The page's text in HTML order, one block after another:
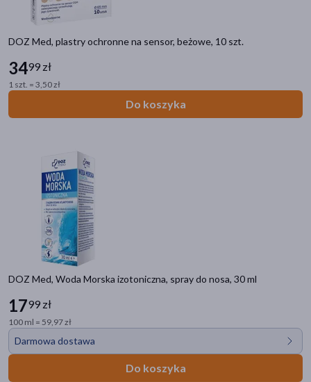
DOZ Med, plastry ochronne na sensor, beżowe, 10 szt.
3499 zł
1 szt. = 3,50 zł
Do koszyka
DOZ Med, Woda Morska izotoniczna, spray do nosa, 30 ml
1799 zł
100 ml = 59,97 zł
Darmowa dostawa
Do koszyka
ALE ACTIVE LIFE ENERGY
BOTAME
DOZ DAILY
ENILOME
ORTENIKA
PIKABU
PLAN BY DOZ
PURETIQA
SALVITIS
SKINIMAL D
ZIELNIK DOZ
Filtry